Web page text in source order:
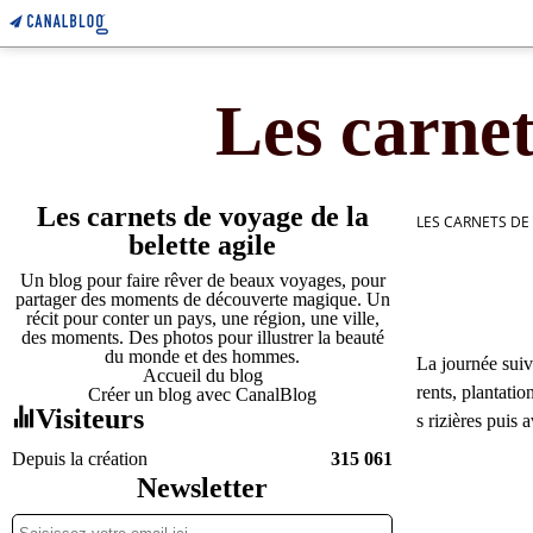
Les
Les carnets de voyage de la
belette agile
Un blog pour faire rêver de beaux voyages, pour
partager des moments de découverte magique. Un
récit pour conter un pays, une région, une ville,
des moments. Des photos pour illustrer la beauté
du monde et des hommes.
Accueil du blog
Créer un blog avec CanalBlog
Visiteurs
Depuis la création 315 061
Newsletter
LES CARNETS
La journée
rents,
s rizières puis